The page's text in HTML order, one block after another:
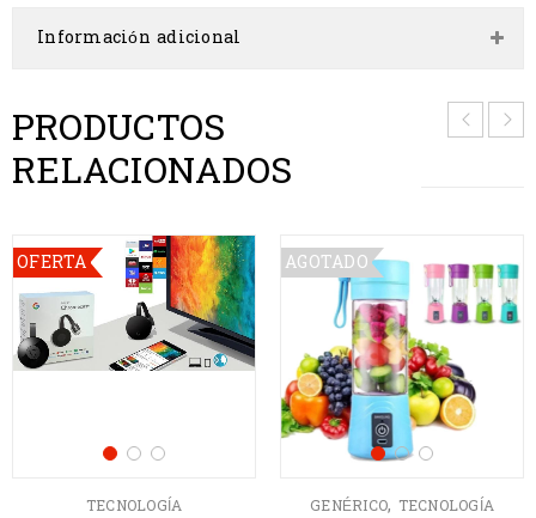
Información adicional
PRODUCTOS
RELACIONADOS
OFERTA
TECNOLOGÍA
AGOTADO
GENÉRICO, TECNOLOGÍA